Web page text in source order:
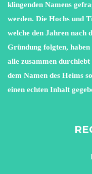
klingenden Namens
werden. Die Hochs und
welche den Jahren nach
Gründung folgten, haben
alle zusammen durchlebt
dem Namen des Heims
einen echten Inhalt